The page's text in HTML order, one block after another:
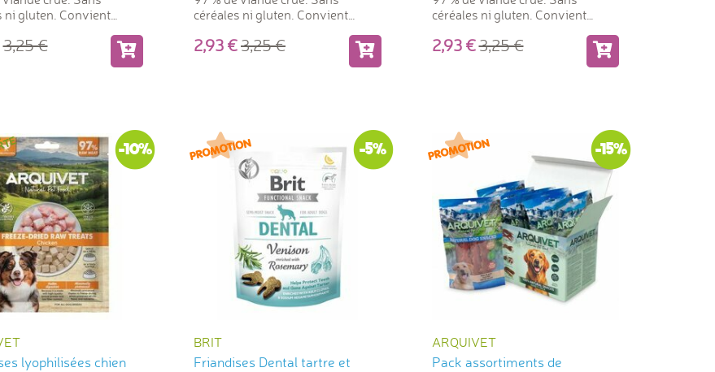
ni gluten. Convient
3,25
céréales ni gluten. Convient
2,933,25
céréales ni gluten. Convient
2,933,25
-10%
lyophilisées chien
-5%
BRIT
Friandises Dental tartre et
-15%
ARQUIVET
Pack assortiments de